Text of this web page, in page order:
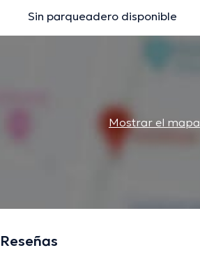
Sin parqueadero disponible
Mostrar el mapa
Reseñas